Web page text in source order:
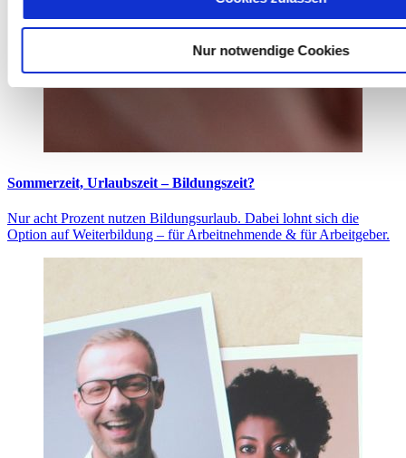
Nur notwendige Cookies
Sommerzeit, Urlaubszeit – Bildungszeit?
Nur acht Prozent nutzen Bildungsurlaub. Dabei lohnt sich die
Option auf Weiterbildung – für Arbeitnehmende & für Arbeitgeber.